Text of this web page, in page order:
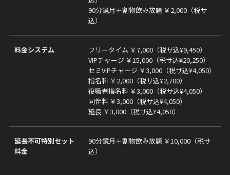
90分鏡月＋割物飲み放題 ￥2,000（税サ
込）
料金システム
フリータイム ￥7,000（税サ込¥9,450）
VIPチャージ ￥15,000（税サ込¥20,250）
セミVIPチャージ ￥3,000（税サ込¥4,050）
指名科 ￥2,000（税サ込¥2,700）
役職者指名料 ￥3,000（税サ込¥4,050）
同伴料 ￥3,000（税サ込¥4,050）
延長 ￥3,000（税サ込¥4,050）
延長不可特別セット
料金
90分鏡月＋割物飲み放題 ￥10,000（税サ
込）